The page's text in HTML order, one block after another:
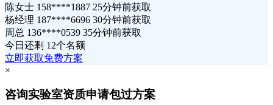
陈女士 158****1887 25分钟前获取
杨经理 187****6696 30分钟前获取
周总 136****0539 35分钟前获取
今日还剩 12个名额
立即获取免费方案
×
咨询实验室资质申请包过方案